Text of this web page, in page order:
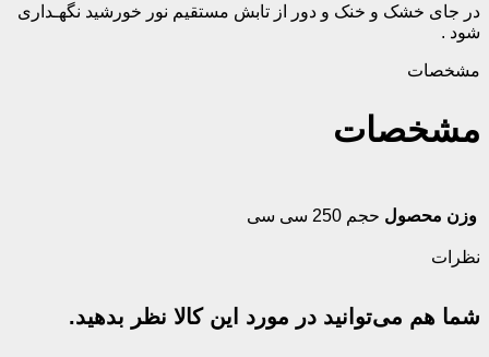
در جای خشک و خنک و دور از تابش مستقیم نور خورشید نگهـداری
شود .
مشخصات
مشخصات
وزن محصول حجم 250 سی سی
نظرات
شما هم می‌توانید در مورد این کالا نظر بدهید.